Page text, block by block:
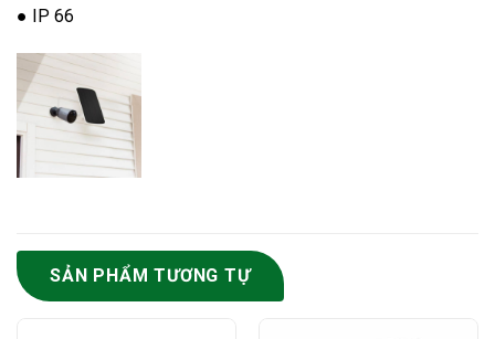
● IP 66
SẢN PHẨM TƯƠNG TỰ